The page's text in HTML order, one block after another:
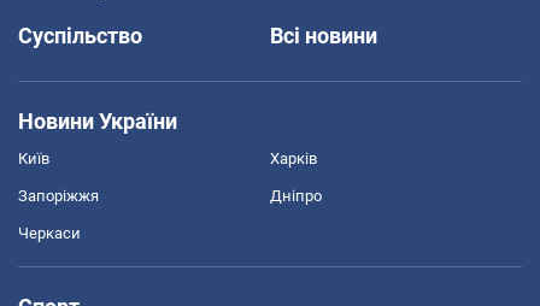
Суспільство
Всі новини
Новини України
Київ Харків
Запоріжжя Дніпро
Черкаси